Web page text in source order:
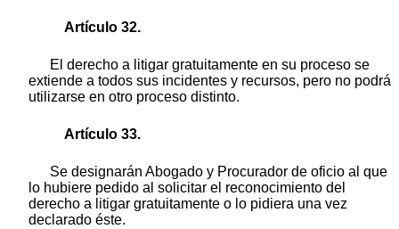
Artículo 32.
El derecho a litigar gratuitamente en su proceso se
extiende a todos sus incidentes y recursos, pero no podrá
utilizarse en otro proceso distinto.
Artículo 33.
Se designarán Abogado y Procurador de oficio al que
lo hubiere pedido al solicitar el reconocimiento del
derecho a litigar gratuitamente o lo pidiera una vez
declarado éste.